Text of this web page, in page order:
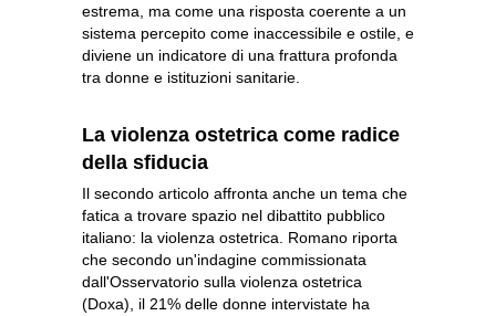
estrema, ma come una risposta coerente a un
sistema percepito come inaccessibile e ostile, e
diviene un indicatore di una frattura profonda
tra donne e istituzioni sanitarie.
La violenza ostetrica come radice
della sfiducia
Il secondo articolo affronta anche un tema che
fatica a trovare spazio nel dibattito pubblico
italiano: la violenza ostetrica. Romano riporta
che secondo un'indagine commissionata
dall'Osservatorio sulla violenza ostetrica
(Doxa), il 21% delle donne intervistate ha